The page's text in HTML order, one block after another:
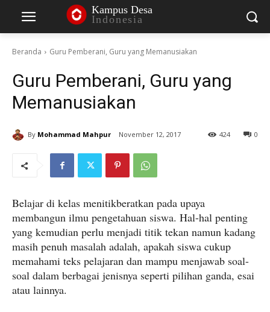
Kampus Desa
Indonesia
Beranda Guru Pemberani, Guru yang Memanusiakan
Guru Pemberani, Guru yang
Memanusiakan
By Mohammad Mahpur November 12, 2017 0
424
Belajar di kelas menitikberatkan pada upaya
membangun ilmu pengetahuan siswa. Hal-hal penting
yang kemudian perlu menjadi titik tekan namun kadang
masih penuh masalah adalah, apakah siswa cukup
memahami teks pelajaran dan mampu menjawab soal-
soal dalam berbagai jenisnya seperti pilihan ganda, esai
atau lainnya.